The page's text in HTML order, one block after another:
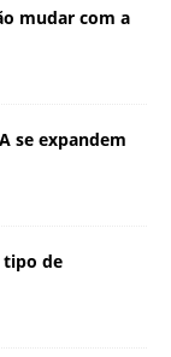
mudar com a
se expandem
tipo de